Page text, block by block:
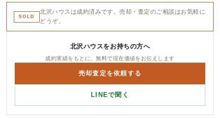
SOLD
北沢ハウスは成約済みです。売却・査定のご相談はお気軽に
どうぞ。
北沢ハウスをお持ちの方へ
成約実績をもとに、無料で現在価値をお伝えします
売却査定を依頼する
LINEで聞く